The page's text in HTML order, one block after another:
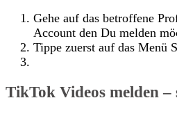
Gehe auf das betroffene
Account den Du melden
Tippe zuerst auf das Menü
TikTok Videos melden –